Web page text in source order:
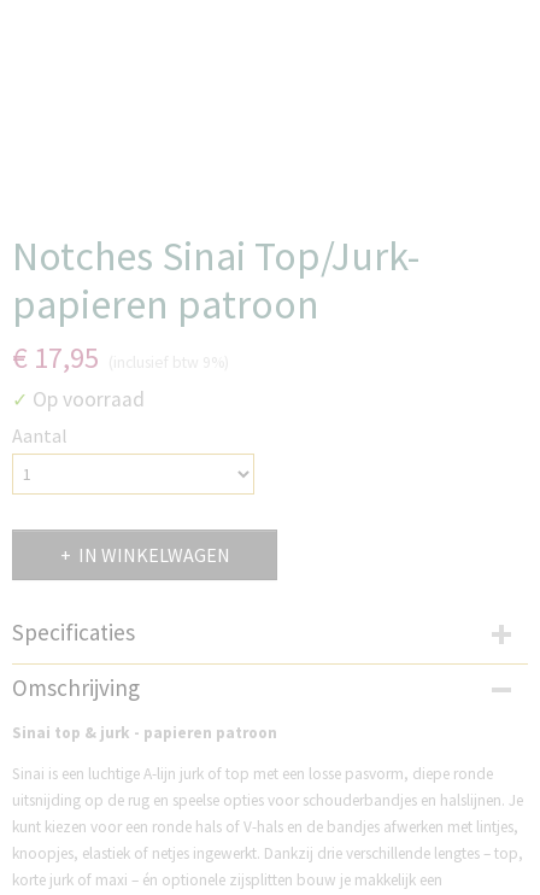
Notches Sinai Top/Jurk-
papieren patroon
€ 17,95
✓ Op voorraad
Aantal
IN WINKELWAGEN
Specificaties
Productcode
NST9
Omschrijving
Sinai top & jurk - papieren patroon
Sinai is een luchtige A-lijn jurk of top met een losse pasvorm, diepe ronde
uitsnijding op de rug en speelse opties voor schouderbandjes en halslijnen. Je
kunt kiezen voor een ronde hals of V-hals en de bandjes afwerken met lintjes,
knoopjes, elastiek of netjes ingewerkt. Dankzij drie verschillende lengtes – top,
korte jurk of maxi – én optionele zijsplitten bouw je makkelijk een